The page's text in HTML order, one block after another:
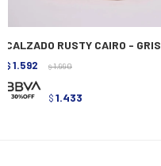
CALZADO RUSTY CAIRO - GRIS
$ 1.592 $ 1.990
$ 1.433